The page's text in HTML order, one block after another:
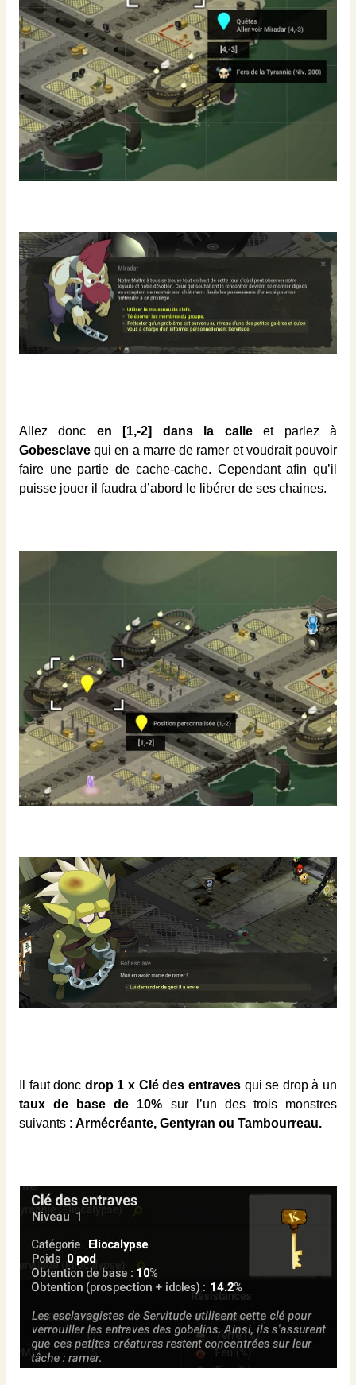
Allez donc en [1,-2] dans la calleet parlez à
Gobesclavequi en a marre de ramer et voudrait pouvoir
faire une partie de cache-cache. Cependant afin qu’il
puisse jouer il faudra d’abord le libérer de ses chaines.
Il faut donc drop 1 x Clé des entravesqui se drop à un
taux de base de 10% sur l’un des trois monstres
suivants : Armécréante, Gentyran ou Tambourreau.